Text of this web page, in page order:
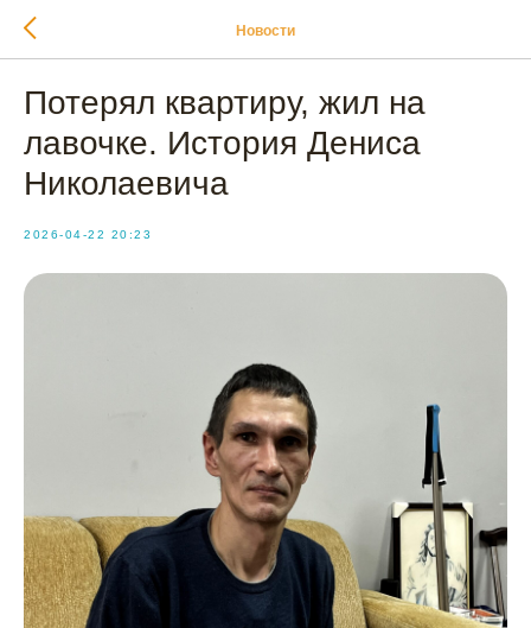
Новости
Потерял квартиру, жил на
лавочке. История Дениса
Николаевича
2026-04-22 20:23